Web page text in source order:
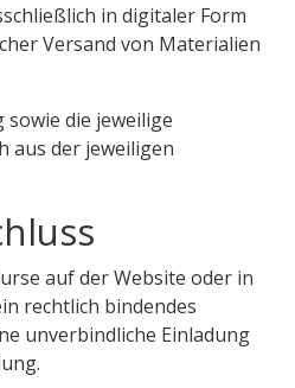
in digitaler Form
Versand von Materialien
die jeweilige
aus der jeweiligen
auf der Website oder in
rechtlich bindendes
unverbindliche Einladung